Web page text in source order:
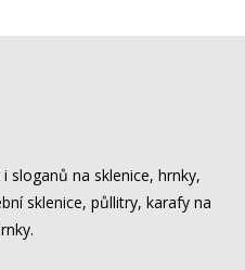
sloganů na sklenice, hrnky,
sklenice, půllitry, karafy na